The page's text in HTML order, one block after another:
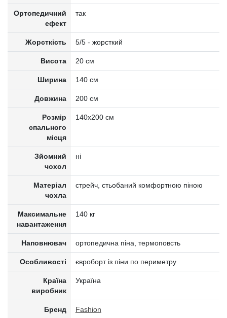
Ортопедичний
ефект
так
Жорсткість 5/5 - жорсткий
Висота 20 см
Ширина 140 см
Довжина 200 см
Розмір
спального
місця
140x200 см
Зйомний
чохол
ні
Матеріал
чохла
стрейч, стьобаний комфортною піною
Максимальне
навантаження
140 кг
Наповнювач ортопедична піна, термоповсть
Особливості євроборт із піни по периметру
Країна
виробник
Україна
Бренд Fashion